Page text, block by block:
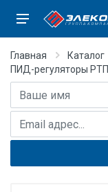
Главная Каталог
ПИД-регуляторы РТП
Имя
E-mail адрес